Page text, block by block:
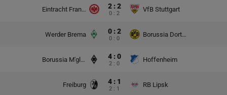
Eintracht Frankfurt 2 : 2
0 : 2
VfB Stuttgart
Werder Brema 0 : 2
0 : 0
Borussia Dortmund
Borussia M'gladbach 4 : 0
2 : 0
Hoffenheim
Freiburg 4 : 1
2 : 1
RB Lipsk